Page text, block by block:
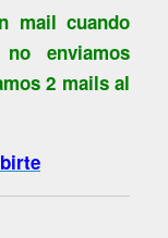
mail cuando
enviamos
2 mails al